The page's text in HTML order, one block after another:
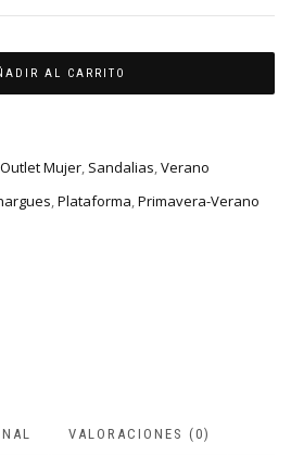
AL CARRITO
Outlet Mujer, Sandalias,Verano
,Plataforma,Primavera-Verano
VALORACIONES (0)